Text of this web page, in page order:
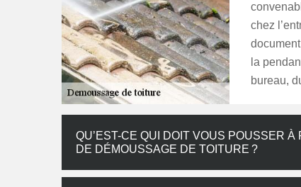
chez
la
bureau,
QU’EST-CE QUI DOIT VOUS POUSSER
DE DÉMOUSSAGE DE TOITURE ?